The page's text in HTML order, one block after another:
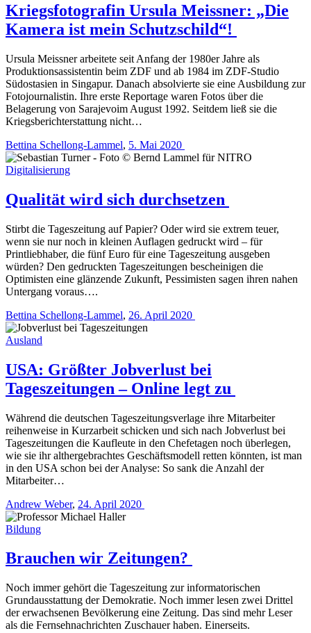
Kriegsfotografin Ursula Meissner: „Die
Kamera ist mein Schutzschild“!
Ursula Meissner arbeitete seit Anfang der 1980er Jahre als
Produktionsassistentin beim ZDF und ab 1984 im ZDF-Studio
Südostasien in Singapur. Danach absolvierte sie eine Ausbildung zur
Fotojournalistin. Ihre erste Reportage waren Fotos über die
Belagerung von Sarajevoim August 1992. Seitdem ließ sie die
Kriegsberichterstattung nicht…
Bettina Schellong-Lammel, 5. Mai 2020
Digitalisierung
Qualität wird sich durchsetzen
Stirbt die Tageszeitung auf Papier? Oder wird sie extrem teuer,
wenn sie nur noch in kleinen Auflagen gedruckt wird – für
Printliebhaber, die fünf Euro für eine Tageszeitung ausgeben
würden? Den gedruckten Tageszeitungen bescheinigen die
Optimisten eine glänzende Zukunft, Pessimisten sagen ihren nahen
Untergang voraus….
Bettina Schellong-Lammel, 26. April 2020
Ausland
USA: Größter Jobverlust bei
Tageszeitungen – Online legt zu
Während die deutschen Tageszeitungsverlage ihre Mitarbeiter
reihenweise in Kurzarbeit schicken und sich nach Jobverlust bei
Tageszeitungen die Kaufleute in den Chefetagen noch überlegen,
wie sie ihr althergebrachtes Geschäftsmodell retten könnten, ist man
in den USA schon bei der Analyse: So sank die Anzahl der
Mitarbeiter…
Andrew Weber, 24. April 2020
Bildung
Brauchen wir Zeitungen?
Noch immer gehört die Tageszeitung zur informatorischen
Grundausstattung der Demokratie. Noch immer lesen zwei Drittel
der erwachsenen Bevölkerung eine Zeitung. Das sind mehr Leser
als die Fernsehnachrichten Zuschauer haben. Einerseits.